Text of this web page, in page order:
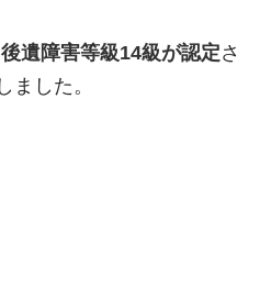
後遺障害等級14級が認定さ
ました。